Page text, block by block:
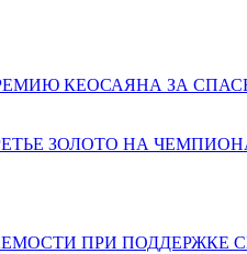
КЕОСАЯНА ЗА
ЗОЛОТО НА
ПРИ ПОДДЕРЖКЕ